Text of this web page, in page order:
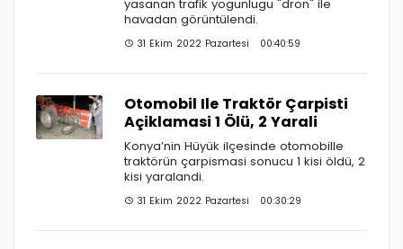
yasanan trafik yogunlugu "dron" ile
havadan görüntülendi.
31 Ekim 2022 Pazartesi 00:40:59
Otomobil Ile Traktör Çarpisti
Açiklamasi 1 Ölü, 2 Yarali
Konya’nin Hüyük ilçesinde otomobille
traktörün çarpismasi sonucu 1 kisi öldü, 2
kisi yaralandi.
31 Ekim 2022 Pazartesi 00:30:29